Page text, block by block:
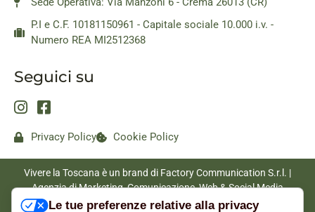
P.I e C.F. 10181150961 - Capitale sociale 10.000 i.v. -
Numero REA MI2512368
Seguici su
Privacy Policy Cookie Policy
Vivere la Toscana è un brand di Factory Communication S.r.l. |
Agenzia di Marketing, Comunicazione, Web & Social Media
|www.factorycommunication.it
Le tue preferenze relative alla privacy